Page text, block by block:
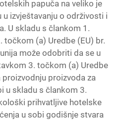
papuča na veliko je
izvještavanju o održivosti i
U skladu s člankom 1.
(a) Uredbe (EU) br.
može odobriti da se u
3. točkom (a) Uredbe
proizvoda za
u skladu s člankom 3.
prihvatljive hotelske
u sobi godišnje stvara